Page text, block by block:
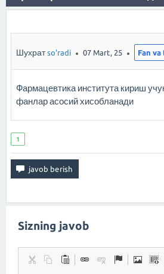
Шухрат so'radi 07 Mart, 25 Fan
Фармацевтика института кириш
фанлар асосий хисобланади
1
Sizning javob